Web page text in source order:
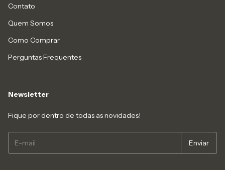
Contato
Quem Somos
Como Comprar
Perguntas Frequentes
Newsletter
Fique por dentro de todas as novidades!